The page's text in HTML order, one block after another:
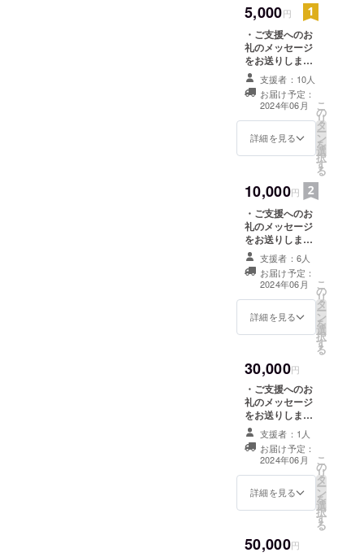
=============
=============
=============
======= ※支援
時に上乗せ支援
が可能です。 応
援の気持ちの上
乗せ大歓迎で
す。 ※リターン
能です。
5,000円
・ご支援へのお
礼のメッセージ
をお送りしま
す。 ・プロジェ
クトの進行状況
をメールにてお
知らせします。
（2024年6月
以降、1回/月の
=============
=============
=============
======= ※支援
時に上乗せ支援
が可能です。 応
援の気持ちの上
乗せ大歓迎で
す。 ※リターン
能です。
支援者：10人
お届け予定：
2024年06月
詳細を見る
こ
の
リ
タ
ー
ン
を
選
択
す
る
10,000円
・ご支援へのお
礼のメッセージ
をお送りしま
す。 ・プロジェ
クトの進行状況
をメールにてお
知らせします。
（2024年6月
以降、1回/月の
=============
=============
=============
======= ※支援
時に上乗せ支援
が可能です。 応
援の気持ちの上
乗せ大歓迎で
す。 ※リターン
は複数選択が可
能です。
支援者：6人
お届け予定：
2024年06月
詳細を見る
こ
の
リ
タ
ー
ン
を
選
択
す
る
30,000円
・ご支援へのお
礼のメッセージ
をお送りしま
す。 ・プロジェ
クトの進行状況
をメールにてお
知らせします。
（2024年6月
以降、1回/月の
=============
支援者：1人
お届け予定：
2024年06月
詳細を見る
こ
の
リ
タ
ー
ン
を
選
択
す
る
50,000円